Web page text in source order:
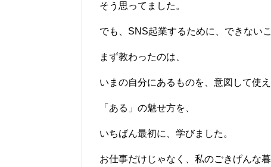
そう思ってました。
でも、SNS起業するために、できない
まず教わったのは、
いまの自分にあるものを、意図して使
「ある」の魅せ方を、
いちばん最初に、学びました。
お仕事だけじゃなく、私のごきげんな